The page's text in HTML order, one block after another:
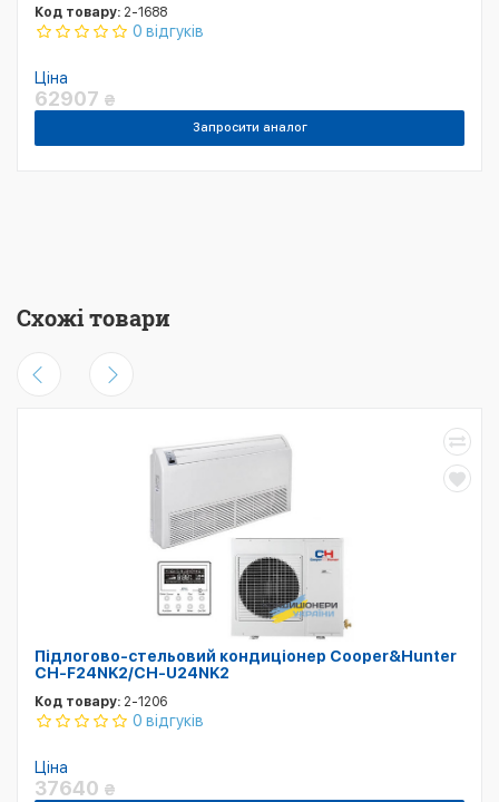
Код товару: 2-1688
0 відгуків
Ціна
62907 ₴
Запросити аналог
Схожі товари
Підлогово-стельовий кондиціонер Cooper&Hunter
CH-F24NK2/CH-U24NK2
Код товару: 2-1206
0 відгуків
Ціна
37640 ₴